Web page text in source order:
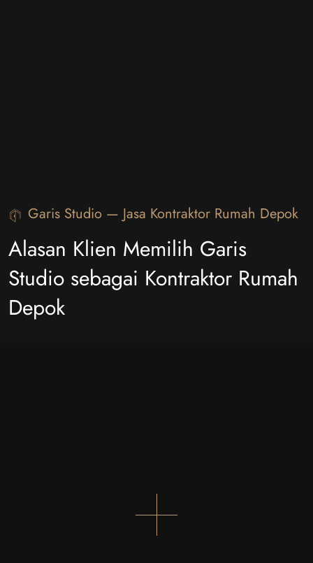
Garis Studio — Jasa Kontraktor Rumah Depok
Alasan Klien Memilih Garis
Studio sebagai Kontraktor Rumah
Depok